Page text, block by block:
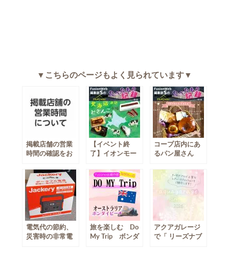
▼こちらのページもよく見られています▼
掲載店舗の営業
時間の確認をお
す。
【イベント終
了】イオンモー
で開催していた
物産展で購入し
たスイーツと、
今の子どもは知
らない三角パッ
ク牛乳
コープ店内にあ
るパン屋さん
Fata（クレアフ
ァータ）さん」
のあんパンが美
味しい！
電気代の節約、
災害時の非常電
旅を楽しむ Do
My Trip ボンダ
アクアガレージ
で「 リーズナブ